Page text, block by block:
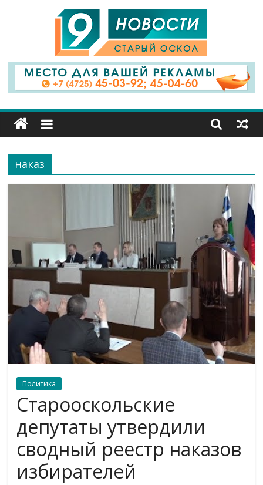
9
Канал
Старый
Оскол
наказ
Политика
Старооскольские
депутаты утвердили
сводный реестр наказов
избирателей